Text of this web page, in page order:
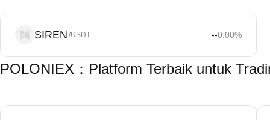
SIREN /USDT --0.00%
POLONIEX：Platform Terbaik untuk